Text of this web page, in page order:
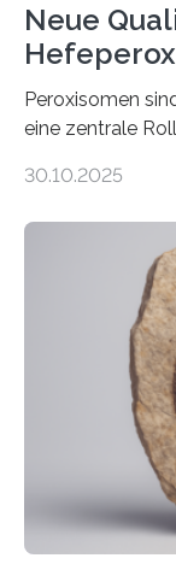
Neue
Peroxisomen
eine zentrale
erfüllen können,
der Ruhr-
und Dr. Ismaila
unbekannten
peroxisomalen
Studie wurde
Fachzeitschrift…
30.10.2025